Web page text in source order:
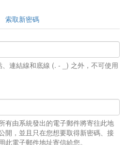
索取新密碼
連結線和底線 (. - _) 之外，不可使用
有由系統發出的電子郵件將寄往此地
開，並且只在您想要取得新密碼、接
電子郵件地址寄信給您。